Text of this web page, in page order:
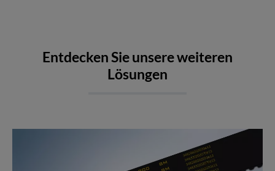
Entdecken Sie unsere weiteren
Lösungen